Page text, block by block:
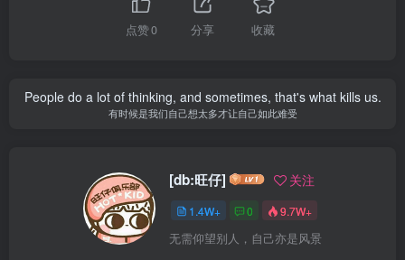
点赞0 分享 收藏
People do a lot of thinking, and sometimes, that's what kills us.
有时候是我们自己想太多才让自己如此难受
[db:旺仔] 关注
1.4W+ 0 9.7W+
无需仰望别人，自己亦是风景